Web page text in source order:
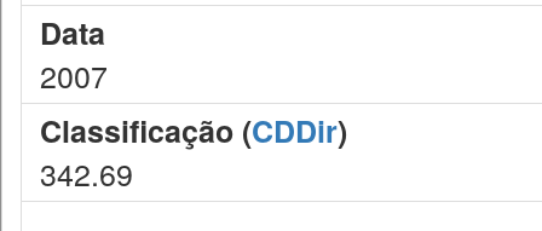
Data
2007
Classificação (CDDir)
342.69